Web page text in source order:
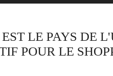
LE PAYS DE
POUR LE